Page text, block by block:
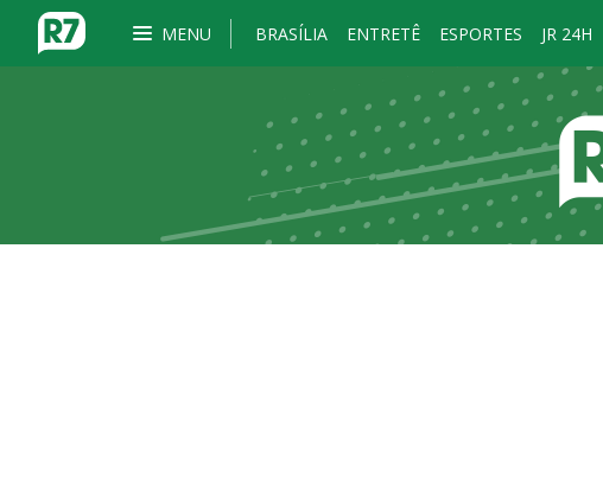
MENU BRASÍLIA ENTRETÊ ESPORTES JR 24H